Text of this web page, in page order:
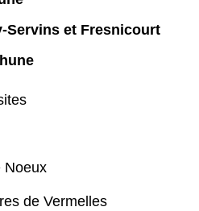
Servins et Fresnicourt
Noeux
de Vermelles